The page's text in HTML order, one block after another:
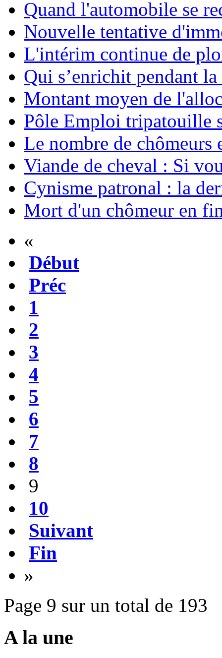
Quand l'automobile se
Nouvelle tentative
L'intérim continue de
Qui s’enrichit pendant la
Montant moyen de
Pôle Emploi tripatouille
Le nombre de
Viande de cheval : Si
Cynisme patronal : la
Mort d'un chômeur en
«
Début
Préc
1
2
3
4
5
6
7
8
9
10
Suivant
Fin
»
Page 9 sur un total de 193
A la une